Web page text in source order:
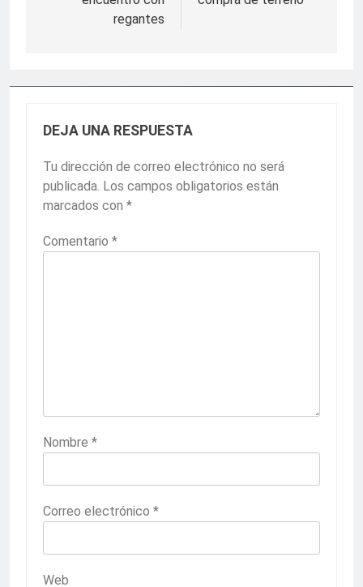
regantes
DEJA UNA RESPUESTA
Tu dirección de correo electrónico no será
publicada. Los campos obligatorios están
marcados con *
Comentario *
Nombre *
Correo electrónico *
Web